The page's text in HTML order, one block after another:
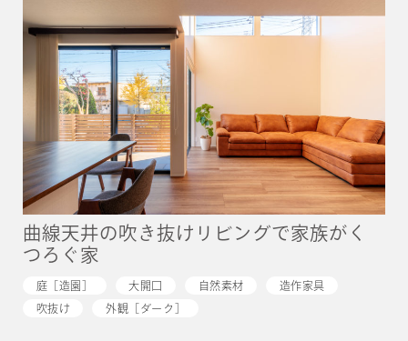
曲線天井の吹き抜けリビングで家族がく
つろぐ家
庭［造園］ 大開口 自然素材 造作家具
吹抜け 外観［ダーク］